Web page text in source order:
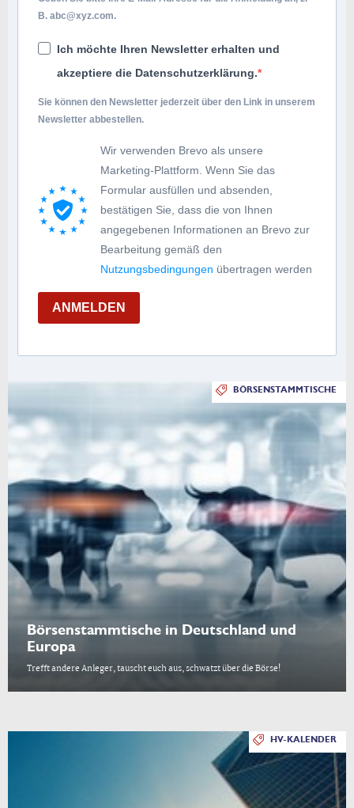
B. abc@xyz.com.
Ich möchte Ihren Newsletter erhalten und
akzeptiere die Datenschutzerklärung.
Sie können den Newsletter jederzeit über den Link in unserem
Newsletter abbestellen.
Wir verwenden Brevo als unsere
Marketing-Plattform. Wenn Sie das
Formular ausfüllen und absenden,
bestätigen Sie, dass die von Ihnen
angegebenen Informationen an Brevo zur
Bearbeitung gemäß den
Nutzungsbedingungen übertragen werden
ANMELDEN
BÖRSENSTAMMTISCHE
Börsenstammtische in Deutschland und
Europa
Trefft andere Anleger, tauscht euch aus, schwatzt über die Börse!
HV-KALENDER